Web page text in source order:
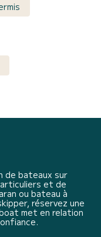
de bateaux sur
et de
ou bateau à
réservez une
met en relation